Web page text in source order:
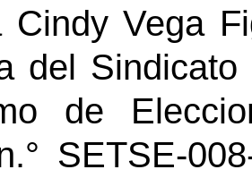
Cindy Vega
del
de
SETSE-